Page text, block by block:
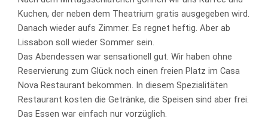
Kuchen, der neben dem Theatrium gratis ausgegeben wird.
Danach wieder aufs Zimmer. Es regnet heftig. Aber ab
Lissabon soll wieder Sommer sein.
Das Abendessen war sensationell gut. Wir haben ohne
Reservierung zum Glück noch einen freien Platz im Casa
Nova Restaurant bekommen. In diesem Spezialitäten
Restaurant kosten die Getränke, die Speisen sind aber frei.
Das Essen war einfach nur vorzüglich.